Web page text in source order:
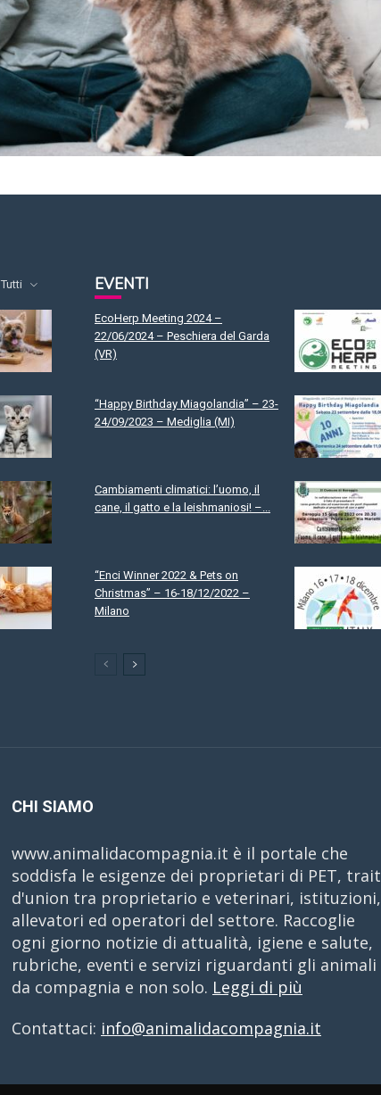
Tutti EVENTI
EcoHerp Meeting 2024 –
22/06/2024 – Peschiera del Garda
(VR)
“Happy Birthday Miagolandia” – 23-
24/09/2023 – Mediglia (MI)
Cambiamenti climatici: l’uomo, il
cane, il gatto e la leishmaniosi! –...
“Enci Winner 2022 & Pets on
Christmas” – 16-18/12/2022 –
Milano
CHI SIAMO
www.animalidacompagnia.it è il portale che
soddisfa le esigenze dei proprietari di PET, trait
d'union tra proprietario e veterinari, istituzioni,
allevatori ed operatori del settore. Raccoglie
ogni giorno notizie di attualità, igiene e salute,
rubriche, eventi e servizi riguardanti gli animali
da compagnia e non solo. Leggi di più
Contattaci: info@animalidacompagnia.it